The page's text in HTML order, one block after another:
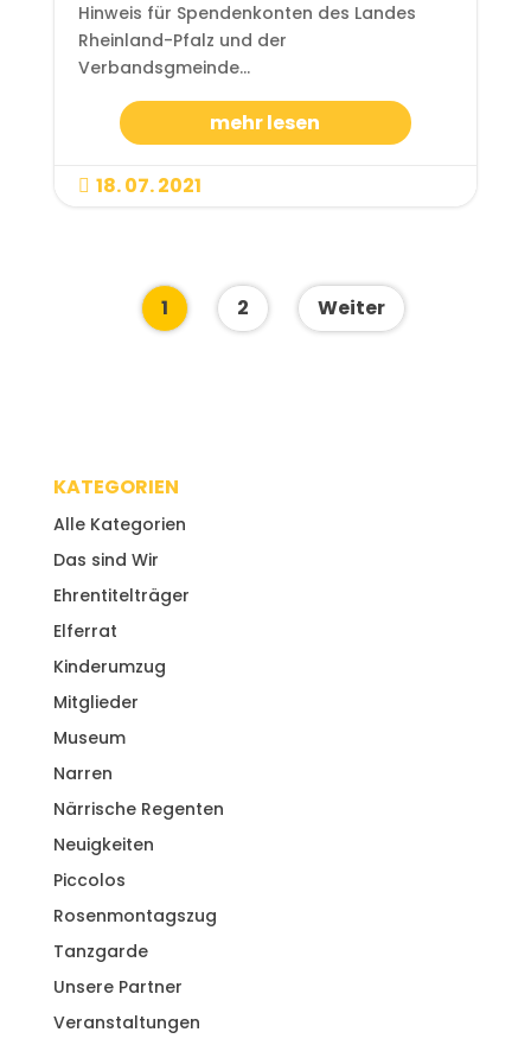
Hinweis für Spendenkonten des Landes
Rheinland-Pfalz und der
Verbandsgmeinde...
mehr lesen
 18. 07. 2021
1 2 Weiter
KATEGORIEN
Alle Kategorien
Das sind Wir
Ehrentitelträger
Elferrat
Kinderumzug
Mitglieder
Museum
Narren
Närrische Regenten
Neuigkeiten
Piccolos
Rosenmontagszug
Tanzgarde
Unsere Partner
Veranstaltungen